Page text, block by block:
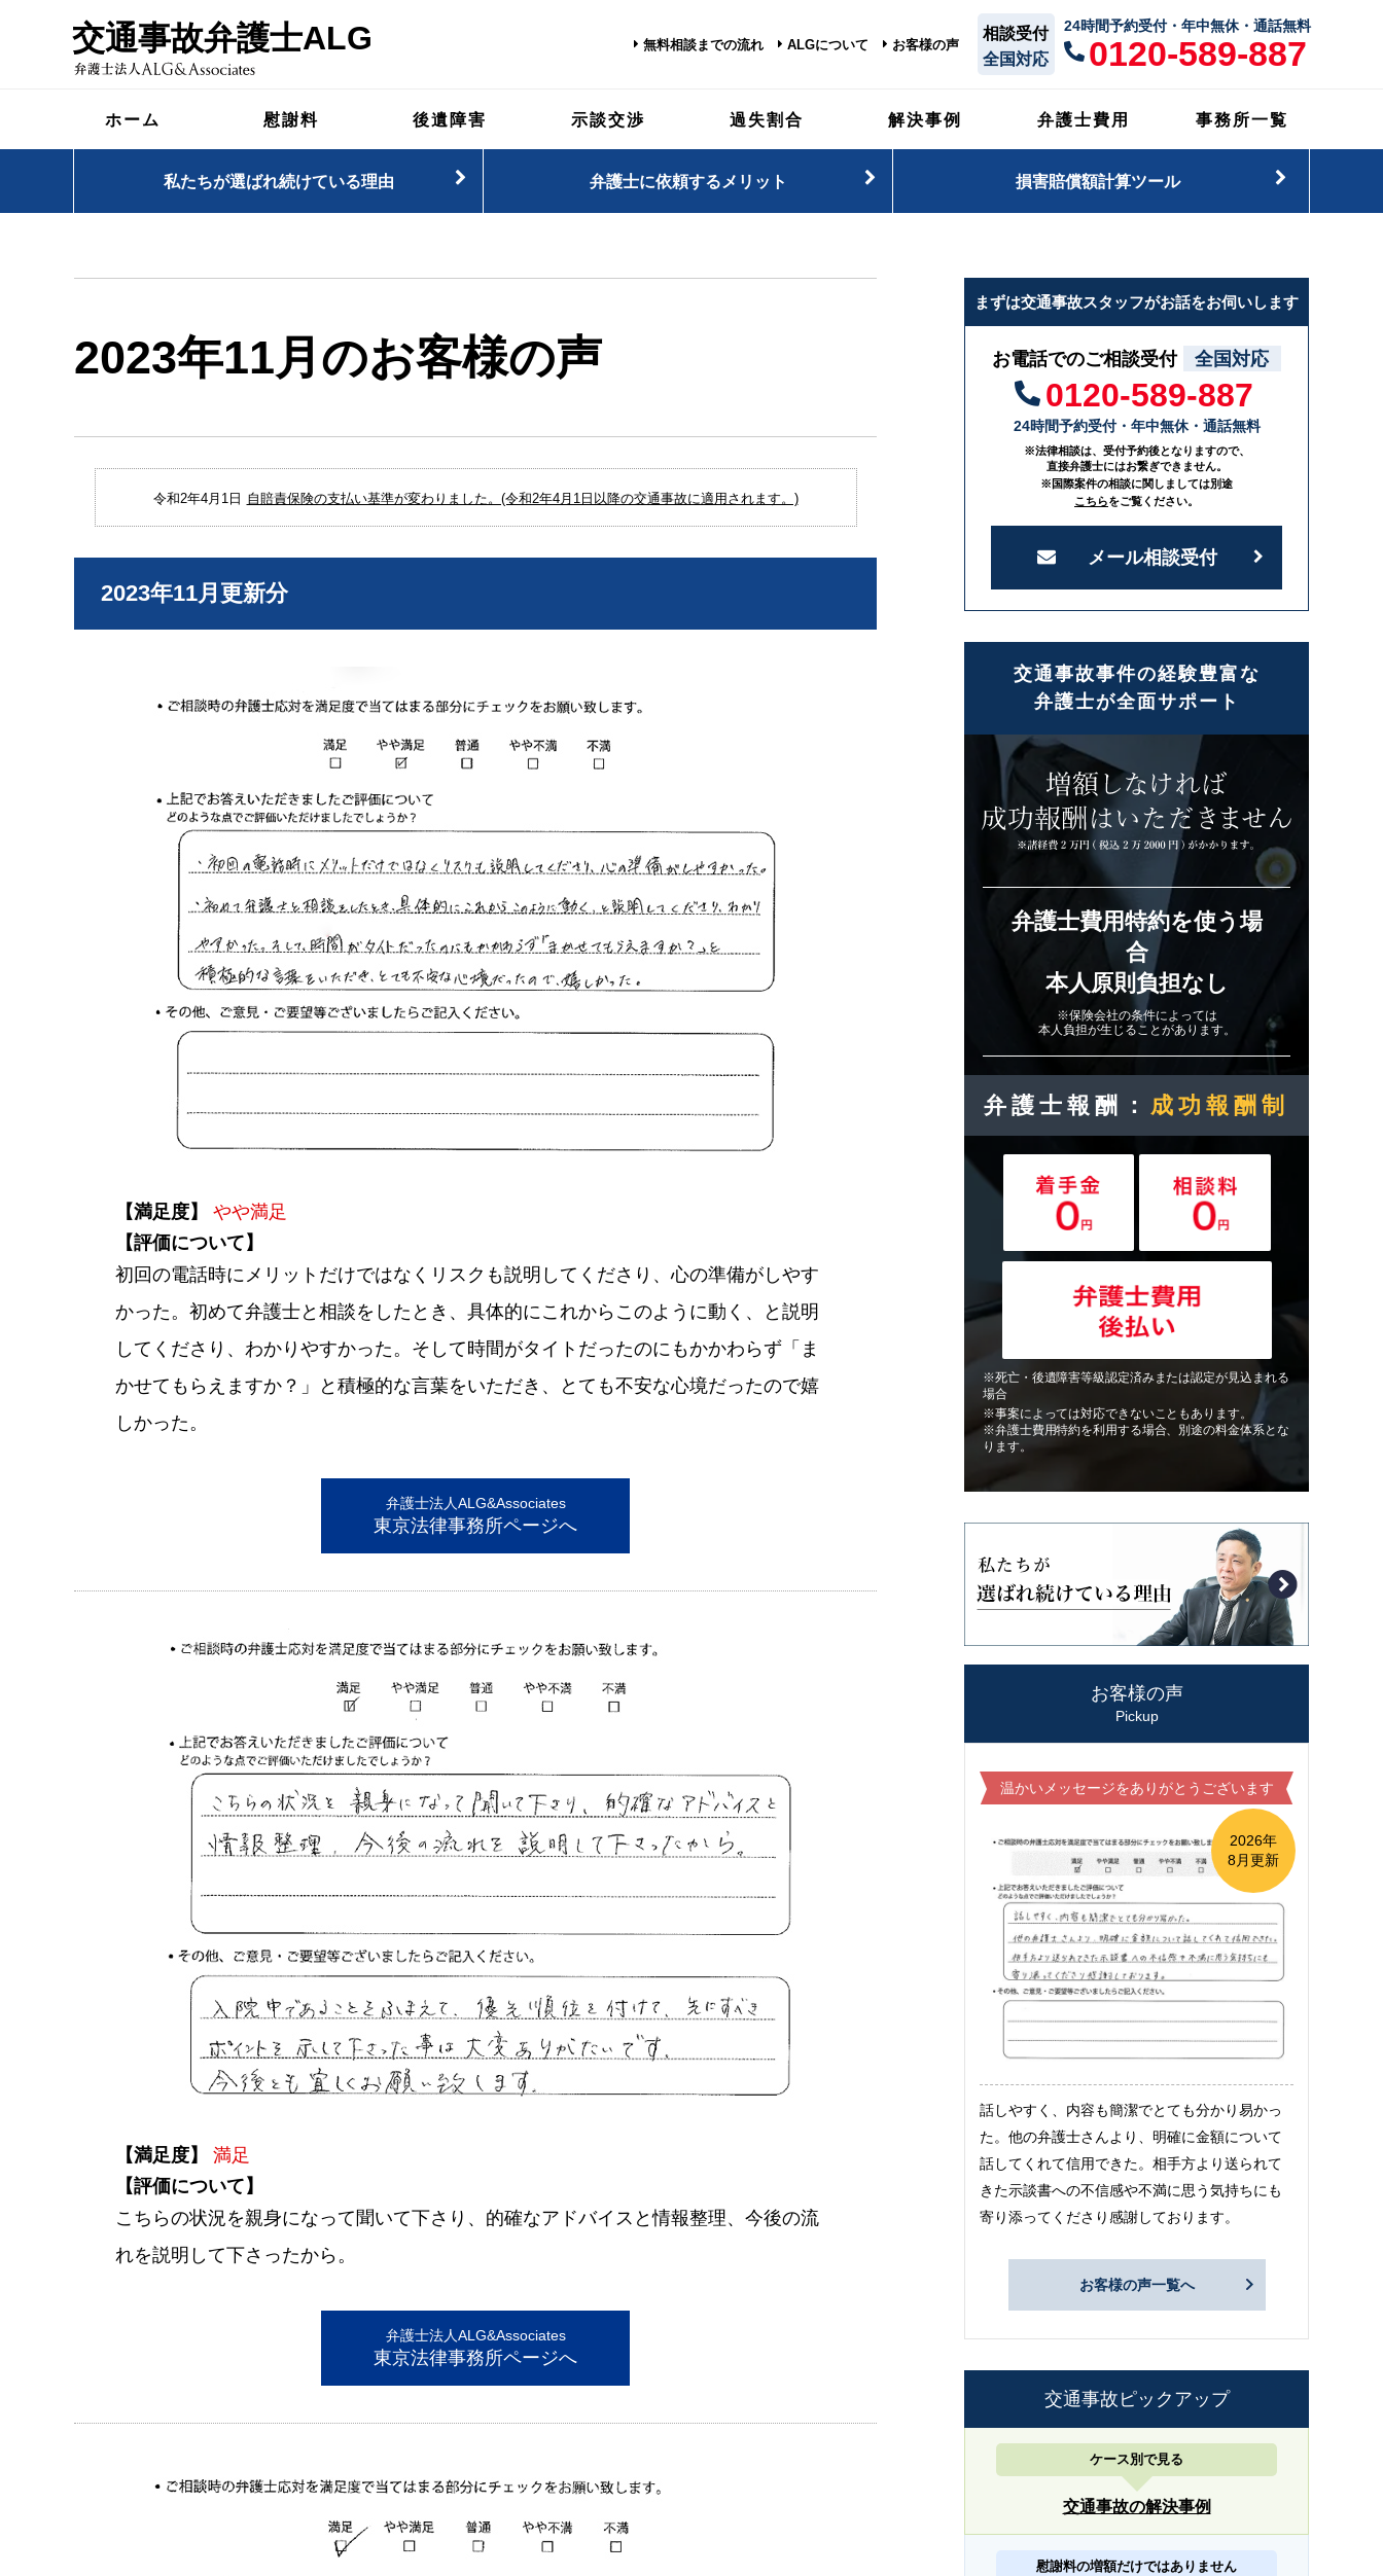
交通事故弁護士ALG 無料相談までの流れ ALGについて お客様の声
相談受付
全国対応
24時間予約受付・年中無休・通話無料
0120-589-887
ホーム 慰謝料 後遺障害 示談交渉 過失割合 解決事例 弁護士費用 事務所一覧
私たちが選ばれ続けている理由 弁護士に依頼するメリット 損害賠償額計算ツール
2023年11月のお客様の声
令和2年4月1日 自賠責保険の支払い基準が変わりました。(令和2年4月1日以降の交通事故に適用されます。)
2023年11月更新分
【満足度】
やや満足
【評価について】
初回の電話時にメリットだけではなくリスクも説明してくださり、心の準備がしやす
かった。初めて弁護士と相談をしたとき、具体的にこれからこのように動く、と説明
してくださり、わかりやすかった。そして時間がタイトだったのにもかかわらず「ま
かせてもらえますか？」と積極的な言葉をいただき、とても不安な心境だったので嬉
しかった。
弁護士法人ALG&Associates
東京法律事務所ページへ
【満足度】
満足
【評価について】
こちらの状況を親身になって聞いて下さり、的確なアドバイスと情報整理、今後の流
れを説明して下さったから。
弁護士法人ALG&Associates
東京法律事務所ページへ
まずは交通事故スタッフがお話をお伺いします
お電話でのご相談受付 全国対応
0120-589-887
24時間予約受付・年中無休・通話無料
※法律相談は、受付予約後となりますので、
直接弁護士にはお繋ぎできません。
※国際案件の相談に関しましては別途
こちらをご覧ください。
メール相談受付
交通事故事件の経験豊富な
弁護士が全面サポート
弁護士費用特約を使う場
合
本人原則負担なし
※保険会社の条件によっては
本人負担が生じることがあります。
弁護士報酬： 成功報酬制
※死亡・後遺障害等級認定済みまたは認定が見込まれる
場合
※事案によっては対応できないこともあります。
※弁護士費用特約を利用する場合、別途の料金体系とな
ります。
お客様の声
Pickup
温かいメッセージをありがとうございます
2026年
8月更新
話しやすく、内容も簡潔でとても分かり易かっ
た。他の弁護士さんより、明確に金額について
話してくれて信用できた。相手方より送られて
きた示談書への不信感や不満に思う気持ちにも
寄り添ってくださり感謝しております。
お客様の声一覧へ
交通事故ピックアップ
ケース別で見る
交通事故の解決事例
慰謝料の増額だけではありません